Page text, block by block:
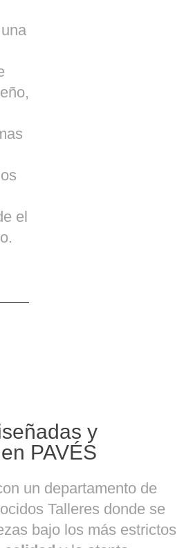
el
y
PAVÉS
un departamento de
Talleres donde se
bajo los más estrictos